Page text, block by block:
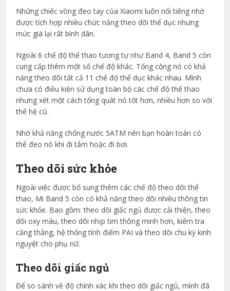
Những chiếc vòng đeo tay của Xiaomi luôn nổi tiếng nhờ
được tích hợp nhiều chức năng theo dõi thể dục nhưng
mức giá lại rất bình dân.
Ngoài 6 chế độ thể thao tương tự như Band 4, Band 5 còn
cung cấp thêm một số chế độ khác. Tổng cộng nó có khả
năng theo dõi tất cả 11 chế độ thể dục khác nhau. Mình
chưa có điều kiện sử dụng toàn bộ các chế độ thể thao
nhưng xét một cách tổng quát nó tốt hơn, nhiều hơn so với
thế hệ cũ.
Nhờ khả năng chống nước 5ATM nên bạn hoàn toàn có
thể đeo nó khi đi tắm hoặc đi bơi.
Theo dõi sức khỏe
Ngoài việc được bổ sung thêm các chế độ theo dõi thể
thao, Mi Band 5 còn có khả năng theo dõi nhiều thông tin
sức khỏe. Bao gồm: theo dõi giấc ngủ được cải thiện, theo
dõi oxy máu, theo dõi nhịp tim thông minh hơn, kiểm tra
căng thẳng, hệ thống tính điểm PAI và theo dõi chu kỳ kinh
nguyệt cho phụ nữ.
Theo dõi giấc ngủ
Để so sánh về độ chính xác khi theo dõi giấc ngủ, mình đã